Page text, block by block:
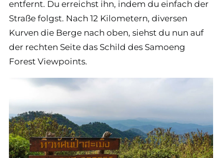
entfernt. Du erreichst ihn, indem du einfach der
Straße folgst. Nach 12 Kilometern, diversen
Kurven die Berge nach oben, siehst du nun auf
der rechten Seite das Schild des Samoeng
Forest Viewpoints.